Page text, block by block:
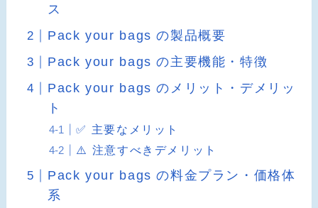
ス
Pack your bags の製品概要
Pack your bags の主要機能・特徴
Pack your bags のメリット・デメリッ
ト
✅ 主要なメリット
⚠️ 注意すべきデメリット
Pack your bags の料金プラン・価格体
系